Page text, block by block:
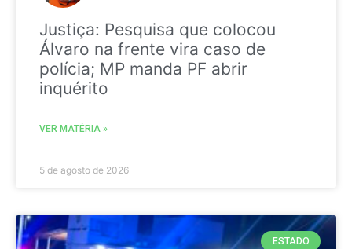
Justiça: Pesquisa que colocou
Álvaro na frente vira caso de
polícia; MP manda PF abrir
inquérito
VER MATÉRIA »
5 de agosto de 2026
ESTADO